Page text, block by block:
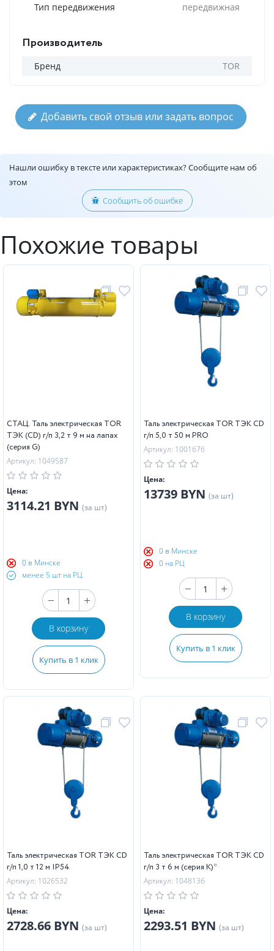
Тип передвижения
передвижная
Производитель
Бренд TOR
Добавить свой отзыв или задать вопрос
Нашли ошибку в тексте или характеристиках? Сообщите нам об
этом
Сообщить об ошибке
Похожие товары
СТАЦ. Таль электрическая TOR
ТЭК (CD) г/п 3,2 т 9 м на лапах
(серия G)
Артикул: 1049587
Цена:
3114.21 BYN (за шт)
0 в Минске
менее 5 шт на РЦ
В корзину
Купить в 1 клик
Таль электрическая TOR ТЭК CD
г/п 5,0 т 50 м PRO
Артикул: 1001676
Цена:
13739 BYN (за шт)
0 в Минске
0 на РЦ
В корзину
Купить в 1 клик
Таль электрическая TOR ТЭК CD
г/п 1,0 т 12 м IP54
Артикул: 1026532
Цена:
2728.66 BYN (за шт)
Таль электрическая TOR ТЭК CD
г/п 3 т 6 м (серия K)*
Артикул: 1048136
Цена:
2293.51 BYN (за шт)